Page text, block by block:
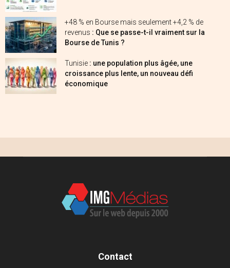
+48 % en Bourse mais seulement +4,2 % de
revenus : Que se passe-t-il vraiment sur la
Bourse de Tunis ?
Tunisie : une population plus âgée, une
croissance plus lente, un nouveau défi
économique
Contact